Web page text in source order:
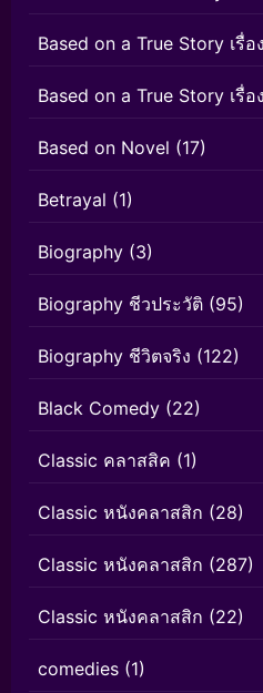
Based on a True Story เรื่อ
Based on a True Story เรื่อ
Based on Novel (17)
Betrayal (1)
Biography (3)
Biography ชีวประวัติ (95)
Biography ชีวิตจริง (122)
Black Comedy (22)
Classic คลาสสิค (1)
Classic หนังคลาสสิก (28)
Classic หนังคลาสสิก (287)
Classic หนังคลาสสิก (22)
comedies (1)